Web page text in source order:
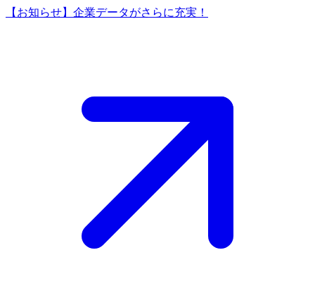
【お知らせ】企業データがさらに充実！